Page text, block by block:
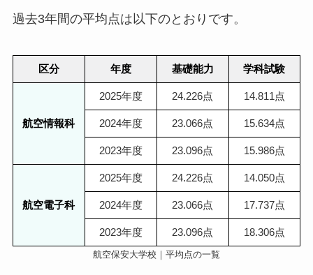
過去3年間の平均点は以下のとおりです。
区分 年度 基礎能力 学科試験
航空情報科
2025年度 24.226点 14.811点
2024年度 23.066点 15.634点
2023年度 23.096点 15.986点
航空電子科
2025年度 24.226点 14.050点
2024年度 23.066点 17.737点
2023年度 23.096点 18.306点
航空保安大学校｜平均点の一覧